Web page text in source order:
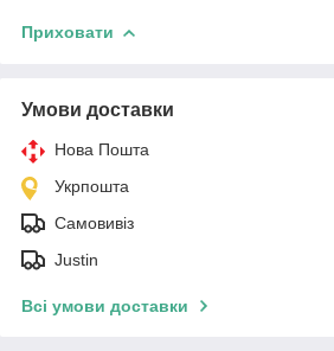
Приховати
Умови доставки
Нова Пошта
Укрпошта
Самовивіз
Justin
Всі умови доставки